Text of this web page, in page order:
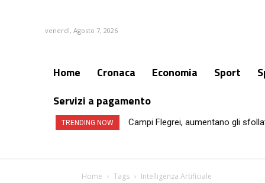
venerdì, Agosto 7, 2026
Home Cronaca Economia Sport
Servizi a pagamento
TRENDING NOW Campi Flegrei, aumentano gli
Caldo e afa record non-stop
Home Tags Intelligenza Artificiale